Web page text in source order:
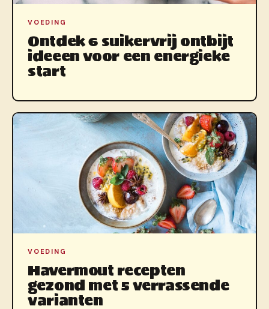
VOEDING
Ontdek 6 suikervrij ontbijt
ideeen voor een energieke
start
VOEDING
Havermout recepten
gezond met 5 verrassende
varianten